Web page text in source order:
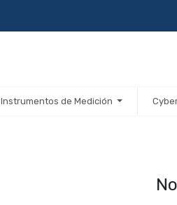
Instrumentos de Medición